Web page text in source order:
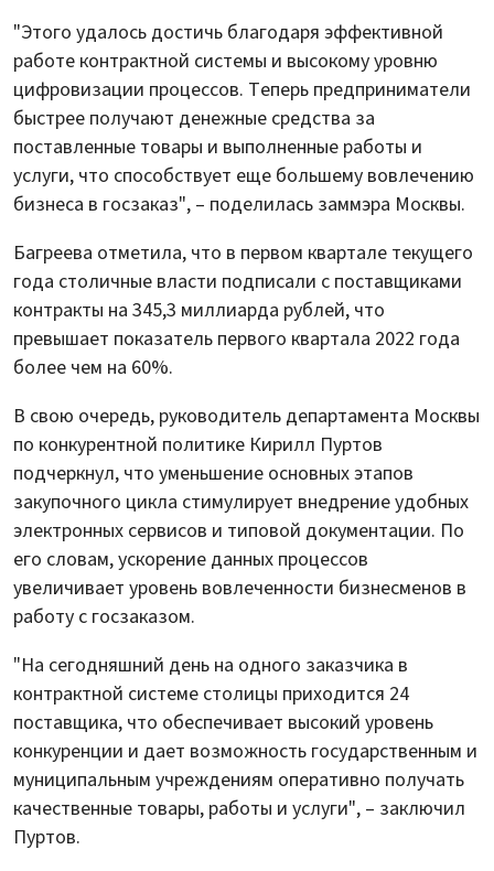
"Этого удалось достичь благодаря эффективной
работе контрактной системы и высокому уровню
цифровизации процессов. Теперь предприниматели
быстрее получают денежные средства за
поставленные товары и выполненные работы и
услуги, что способствует еще большему вовлечению
бизнеса в госзаказ", – поделилась заммэра Москвы.
Багреева отметила, что в первом квартале текущего
года столичные власти подписали с поставщиками
контракты на 345,3 миллиарда рублей, что
превышает показатель первого квартала 2022 года
более чем на 60%.
В свою очередь, руководитель департамента Москвы
по конкурентной политике Кирилл Пуртов
подчеркнул, что уменьшение основных этапов
закупочного цикла стимулирует внедрение удобных
электронных сервисов и типовой документации. По
его словам, ускорение данных процессов
увеличивает уровень вовлеченности бизнесменов в
работу с госзаказом.
"На сегодняшний день на одного заказчика в
контрактной системе столицы приходится 24
поставщика, что обеспечивает высокий уровень
конкуренции и дает возможность государственным и
муниципальным учреждениям оперативно получать
качественные товары, работы и услуги", – заключил
Пуртов.